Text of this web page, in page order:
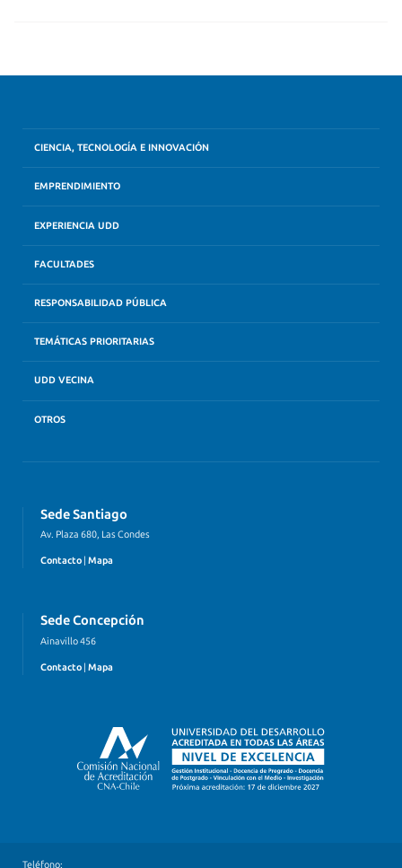
CIENCIA, TECNOLOGÍA E INNOVACIÓN
EMPRENDIMIENTO
EXPERIENCIA UDD
FACULTADES
RESPONSABILIDAD PÚBLICA
TEMÁTICAS PRIORITARIAS
UDD VECINA
OTROS
Sede Santiago
Av. Plaza 680, Las Condes
Contacto Mapa
Sede Concepción
Ainavillo 456
Contacto Mapa
Teléfono: